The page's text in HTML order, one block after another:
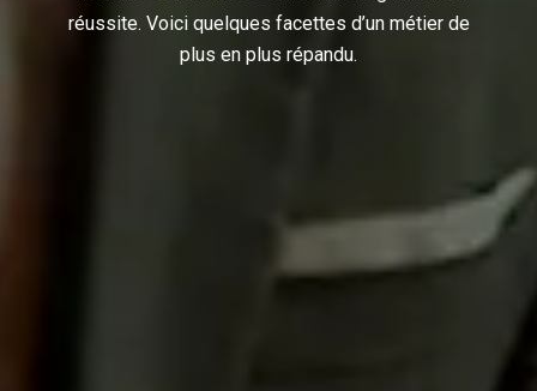
réussite. Voici quelques facettes d’un métier de
plus en plus répandu.